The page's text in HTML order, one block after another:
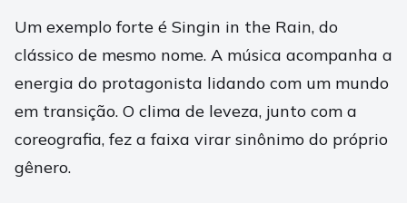
Um exemplo forte é Singin in the Rain, do
clássico de mesmo nome. A música acompanha a
energia do protagonista lidando com um mundo
em transição. O clima de leveza, junto com a
coreografia, fez a faixa virar sinônimo do próprio
gênero.